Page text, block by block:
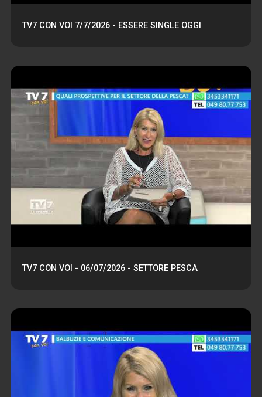
TV7 CON VOI 7/7/2026 - ESSERE SINGLE OGGI
TV7 CON VOI - 06/07/2026 - SETTORE PESCA